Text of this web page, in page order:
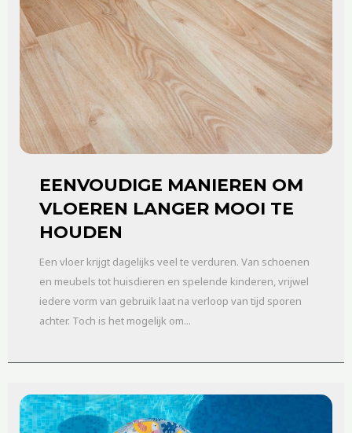
EENVOUDIGE MANIEREN OM
VLOEREN LANGER MOOI TE
HOUDEN
Een vloer krijgt dagelijks veel te verduren. Van schoenen
en meubels tot huisdieren en spelende kinderen, vrijwel
iedere vorm van gebruik laat na verloop van tijd sporen
achter. Toch is het mogelijk om...